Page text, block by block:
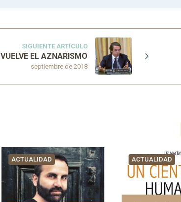
SIGUIENTE ARTÍCULO
septiembre de 2018
VUELVE EL AZNARISMO
ACTUALIDAD ACTUALIDAD